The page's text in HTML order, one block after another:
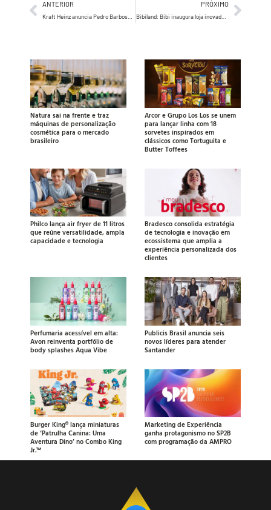
ANTERIOR PRÓXIMO
Bibiland: Bibi inaugura loja inovadora para fortalecer a conexão entre pais e filhos, e gerar boas lembranças
Natura sai na frente e traz
máquinas de personalização
cosmética para o mercado
brasileiro
Arcor e Grupo Los Los se unem
para lançar linha com 18
sorvetes inspirados em
clássicos como Tortuguita e
Butter Toffees
Philco lança air fryer de 11 litros
que reúne versatilidade, ampla
capacidade e tecnologia
Bradesco consolida estratégia
de tecnologia e inovação em
ecossistema que amplia a
experiência personalizada dos
clientes
Perfumaria acessível em alta:
Avon reinventa portfólio de
body splashes Aqua Vibe
Publicis Brasil anuncia seis
novos líderes para atender
Santander
Burger King® lança miniaturas
de ‘Patrulha Canina: Uma
Aventura Dino’ no Combo King
Jr.™
Marketing de Experiência
ganha protagonismo no SP2B
com programação da AMPRO